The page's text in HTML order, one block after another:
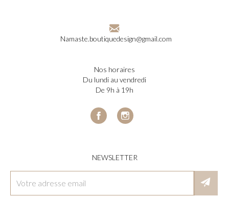
Namaste.boutiquedesign@gmail.com
nos horaires
du lundi au vendredi
de 9h à 19h
Facebook
NEWSLETTER